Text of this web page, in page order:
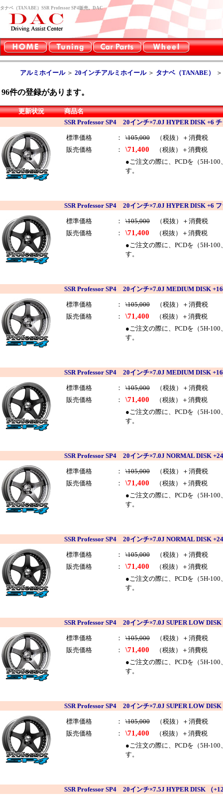
タナベ（TANABE）SSR Professor SP4販売。DAC
アルミホイール＞ 20インチアルミホイール＞ タナベ（TANABE）
96件の登録があります。
更新状況
商品名
SSR Professor SP4 20インチ×7.0J HYPER DISK +6
標準価格 ： \105,000 （税抜）＋消費税
販売価格
： \71,400 （税抜）＋消費税
●ご注文の際に、PCDを（5H-
す。
SSR Professor SP4 20インチ×7.0J HYPER DISK +6
標準価格 ： \105,000 （税抜）＋消費税
販売価格
： \71,400 （税抜）＋消費税
●ご注文の際に、PCDを（5H-
す。
SSR Professor SP4 20インチ×7.0J MEDIUM DISK
標準価格 ： \105,000 （税抜）＋消費税
販売価格
： \71,400 （税抜）＋消費税
●ご注文の際に、PCDを（5H-
す。
SSR Professor SP4 20インチ×7.0J MEDIUM DISK
標準価格 ： \105,000 （税抜）＋消費税
販売価格
： \71,400 （税抜）＋消費税
●ご注文の際に、PCDを（5H-
す。
SSR Professor SP4 20インチ×7.0J NORMAL DISK
標準価格 ： \105,000 （税抜）＋消費税
販売価格
： \71,400 （税抜）＋消費税
●ご注文の際に、PCDを（5H-
す。
SSR Professor SP4 20インチ×7.0J NORMAL DISK
標準価格 ： \105,000 （税抜）＋消費税
販売価格
： \71,400 （税抜）＋消費税
●ご注文の際に、PCDを（5H-
す。
SSR Professor SP4 20インチ×7.0J SUPER LOW
標準価格 ： \105,000 （税抜）＋消費税
販売価格
： \71,400 （税抜）＋消費税
●ご注文の際に、PCDを（5H-
す。
SSR Professor SP4 20インチ×7.0J SUPER LOW
標準価格 ： \105,000 （税抜）＋消費税
販売価格
： \71,400 （税抜）＋消費税
●ご注文の際に、PCDを（5H-
す。
SSR Professor SP4 20インチ×7.5J HYPER DISK （